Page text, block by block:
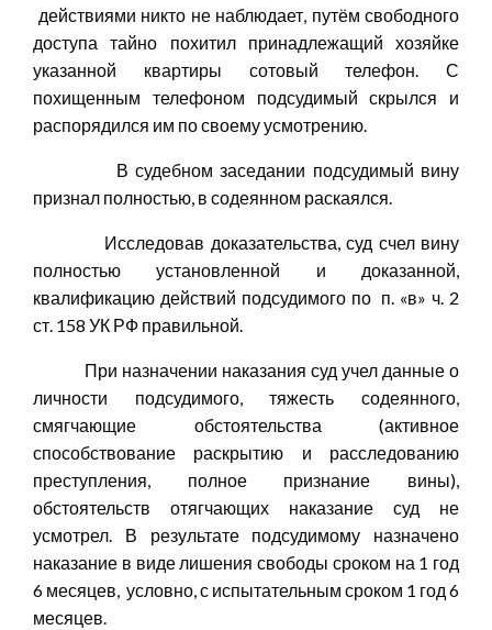
действиями никто не наблюдает, путём свободного
доступа тайно похитил принадлежащий хозяйке
указанной квартиры сотовый телефон. С
похищенным телефоном подсудимый скрылся и
распорядился им по своему усмотрению.
В судебном заседании подсудимый вину
признал полностью, в содеянном раскаялся.
Исследовав доказательства, суд счел вину
полностью установленной и доказанной,
квалификацию действий подсудимого по п. «в» ч. 2
ст. 158 УК РФ правильной.
При назначении наказания суд учел данные о
личности подсудимого, тяжесть содеянного,
смягчающие обстоятельства (активное
способствование раскрытию и расследованию
преступления, полное признание вины),
обстоятельств отягчающих наказание суд не
усмотрел. В результате подсудимому назначено
наказание в виде лишения свободы сроком на 1 год
6 месяцев, условно, с испытательным сроком 1 год 6
месяцев.